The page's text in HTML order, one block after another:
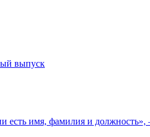
выпуск
имя, фамилия и должность»,